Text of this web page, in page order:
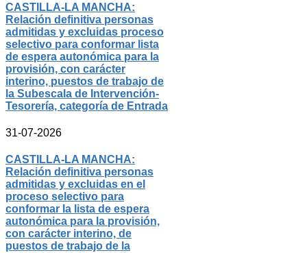
CASTILLA-LA MANCHA:
Relación definitiva personas
admitidas y excluidas proceso
selectivo para conformar lista
de espera autonómica para la
provisión, con carácter
interino, puestos de trabajo de
la Subescala de Intervención-
Tesorería, categoría de Entrada
31-07-2026
CASTILLA-LA MANCHA:
Relación definitiva personas
admitidas y excluidas en el
proceso selectivo para
conformar la lista de espera
autonómica para la provisión,
con carácter interino, de
puestos de trabajo de la